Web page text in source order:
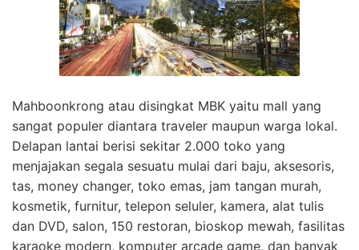
Mahboonkrong atau disingkat MBK yaitu mall yang
sangat populer diantara traveler maupun warga lokal.
Delapan lantai berisi sekitar 2.000 toko yang
menjajakan segala sesuatu mulai dari baju, aksesoris,
tas, money changer, toko emas, jam tangan murah,
kosmetik, furnitur, telepon seluler, kamera, alat tulis
dan DVD, salon, 150 restoran, bioskop mewah, fasilitas
karaoke modern, komputer arcade game, dan banyak